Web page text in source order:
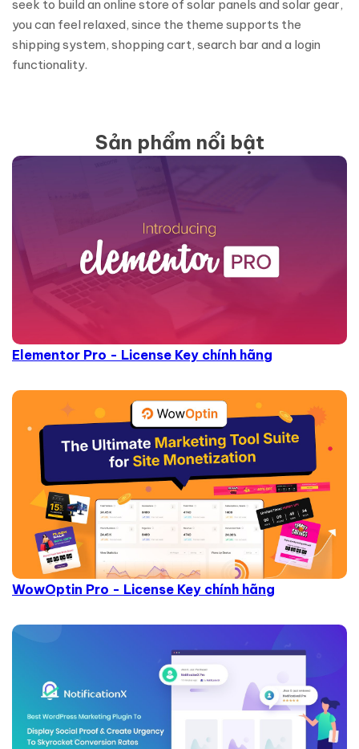
seek to build an online store of solar panels and solar gear,
you can feel relaxed, since the theme supports the
shipping system, shopping cart, search bar and a login
functionality.
Sản phẩm nổi bật
Elementor Pro - License Key chính hãng
WowOptin Pro - License Key chính hãng